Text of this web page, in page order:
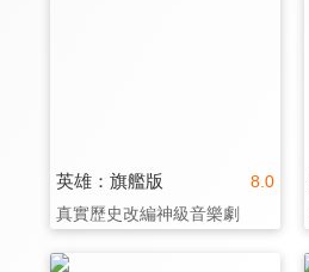
8.0
英雄：旗艦版
真實歷史改編神級音樂劇